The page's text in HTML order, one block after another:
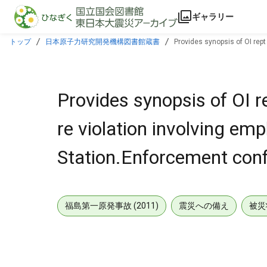
本文に飛ぶ
ギャラリー
トップ 日本原子力研究開発機構図書館蔵書
Provides synopsis of OI
Provides synopsis of OI
re violation involving
Station.Enforcement
福島第一原発事故 (2011) 震災への備え 被災